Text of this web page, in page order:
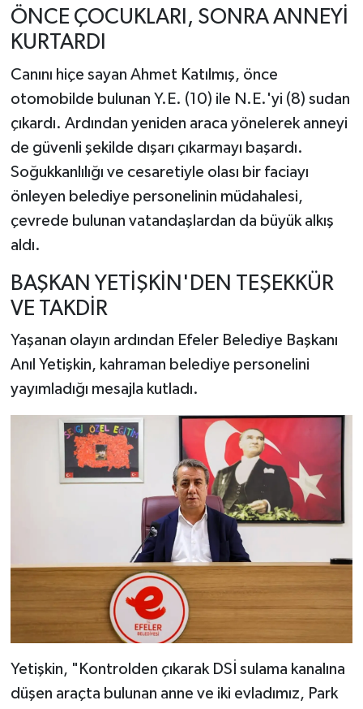
ÖNCE ÇOCUKLARI, SONRA ANNEYİ
KURTARDI
Canını hiçe sayan Ahmet Katılmış, önce
otomobilde bulunan Y.E. (10) ile N.E.'yi (8) sudan
çıkardı. Ardından yeniden araca yönelerek anneyi
de güvenli şekilde dışarı çıkarmayı başardı.
Soğukkanlılığı ve cesaretiyle olası bir faciayı
önleyen belediye personelinin müdahalesi,
çevrede bulunan vatandaşlardan da büyük alkış
aldı.
BAŞKAN YETİŞKİN'DEN TEŞEKKÜR
VE TAKDİR
Yaşanan olayın ardından Efeler Belediye Başkanı
Anıl Yetişkin, kahraman belediye personelini
yayımladığı mesajla kutladı.
Yetişkin, "Kontrolden çıkarak DSİ sulama kanalına
düşen araçta bulunan anne ve iki evladımız, Park